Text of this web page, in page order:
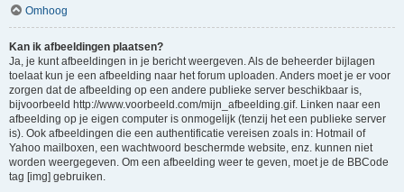
Omhoog
Kan ik afbeeldingen plaatsen?
Ja, je kunt afbeeldingen in je bericht weergeven. Als de beheerder bijlagen
toelaat kun je een afbeelding naar het forum uploaden. Anders moet je er voor
zorgen dat de afbeelding op een andere publieke server beschikbaar is,
bijvoorbeeld http://www.voorbeeld.com/mijn_afbeelding.gif. Linken naar een
afbeelding op je eigen computer is onmogelijk (tenzij het een publieke server
is). Ook afbeeldingen die een authentificatie vereisen zoals in: Hotmail of
Yahoo mailboxen, een wachtwoord beschermde website, enz. kunnen niet
worden weergegeven. Om een afbeelding weer te geven, moet je de BBCode
tag [img] gebruiken.